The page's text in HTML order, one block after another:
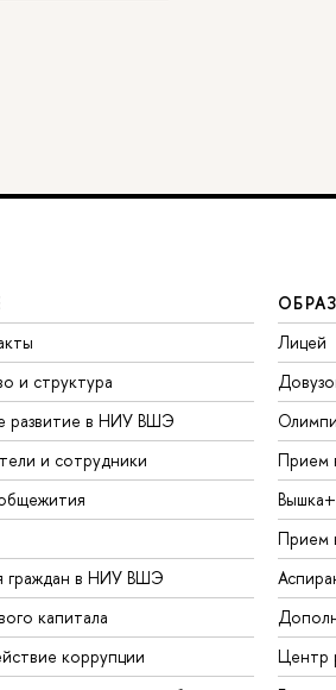
и структура
развитие в НИУ ВШЭ
и сотрудники
граждан в НИУ ВШЭ
капитала
коррупции
Лицей
Прием
Вышка+
Прием
Центр